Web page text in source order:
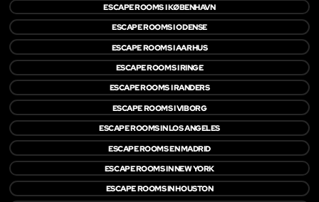
ESCAPE ROOMS I KØBENHAVN
ESCAPE ROOMS I ODENSE
ESCAPE ROOMS I AARHUS
ESCAPE ROOMS I RINGE
ESCAPE ROOMS I RANDERS
ESCAPE ROOMS I VIBORG
ESCAPE ROOMS IN LOS ANGELES
ESCAPE ROOMS EN MADRID
ESCAPE ROOMS IN NEW YORK
ESCAPE ROOMS IN HOUSTON